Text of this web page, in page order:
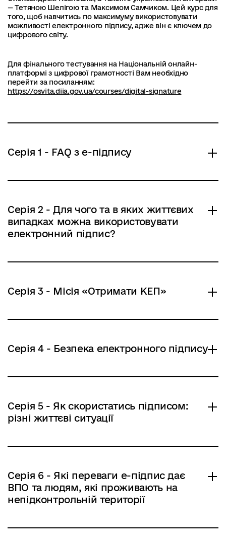
— Тетяною Шелігою та Максимом Самчиком. Цей курс для
того, щоб навчитись по максимуму використовувати
можливості електронного підпису, адже він є ключем до
цифрового світу.
Для фінального тестування на Національній онлайн-
платформі з цифрової грамотності Вам необхідно
перейти за посиланням:
https://osvita.diia.gov.ua/courses/digital-signature
Серія 1 - FAQ з е-підпису
Серія 2 - Для чого та в яких життєвих
випадках можна використовувати
електронний підпис?
Серія 3 - Місія «Отримати КЕП»
Серія 4 - Безпека електронного підпису
Серія 5 - Як скористатись підписом:
різні життєві ситуації
Серія 6 - Які переваги е-підпис дає
ВПО та людям, які проживають на
непідконтрольній території